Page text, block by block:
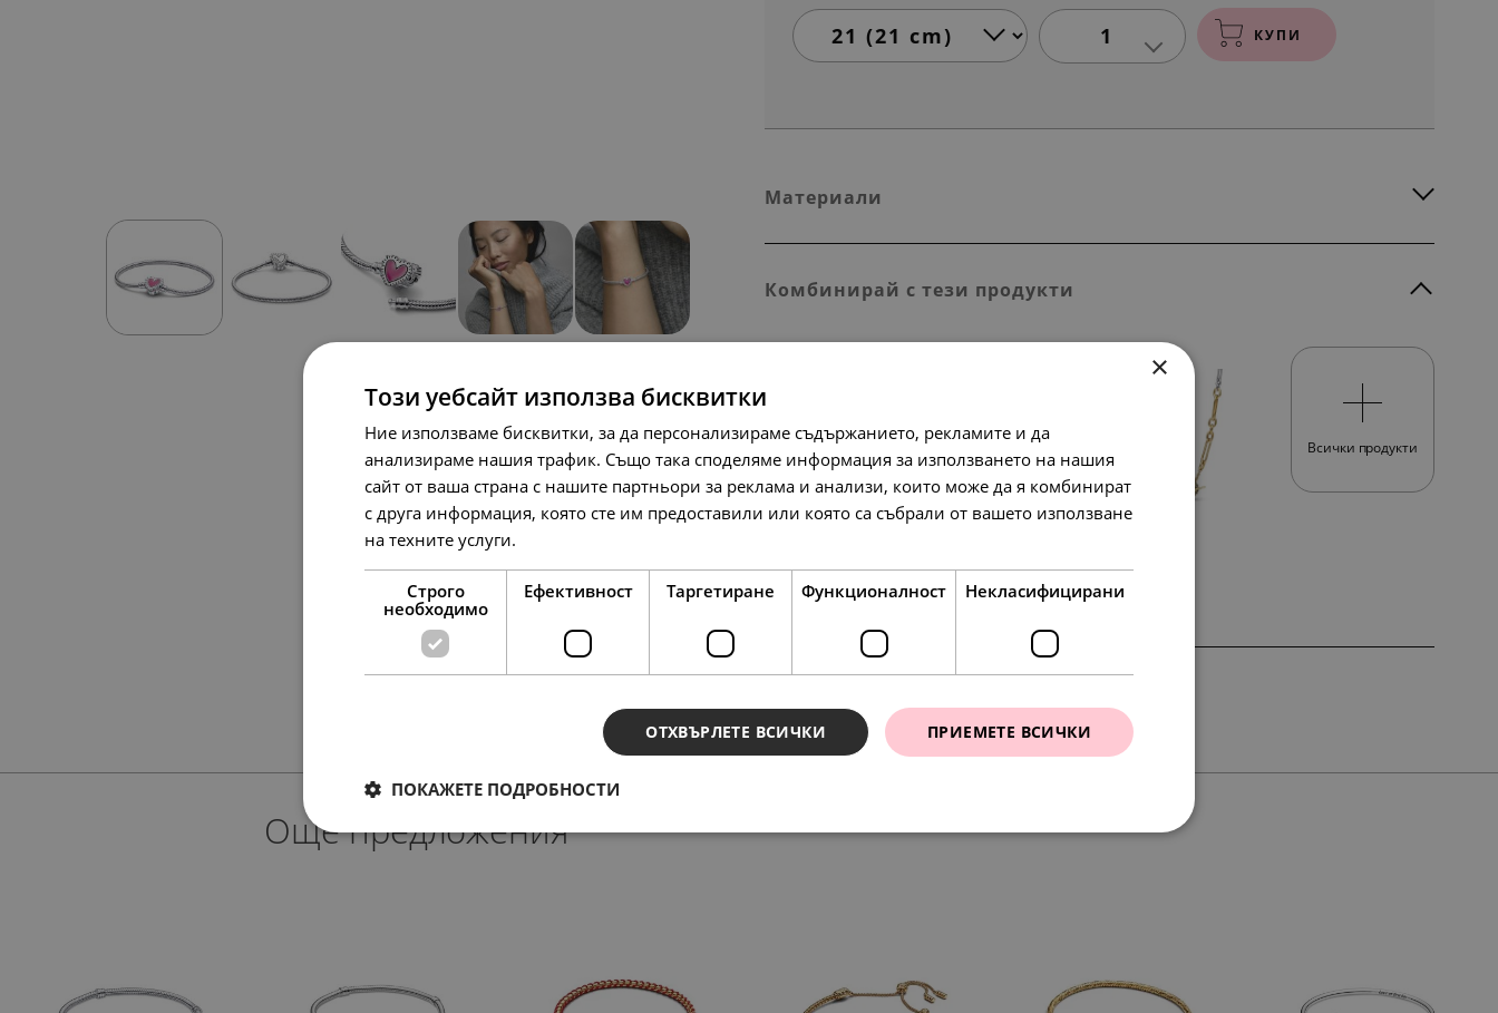
1 КУПИ
Материали
Комбинирай с тези продукти
Всички продукти
Още предложения
×
Този уебсайт използва бисквитки
Ние използваме бисквитки, за да персонализираме съдържанието, рекламите и да
анализираме нашия трафик. Също така споделяме информация за използването на нашия
сайт от ваша страна с нашите партньори за реклама и анализи, които може да я комбинират
с друга информация, която сте им предоставили или която са събрали от вашето използване
на техните услуги.
Строго
необходимо
Ефективност Таргетиране Функционалност Некласифицирани
ПРИЕМЕТЕ ВСИЧКИ
ОТХВЪРЛЕТЕ ВСИЧКИ
ПОКАЖЕТЕ ПОДРОБНОСТИ